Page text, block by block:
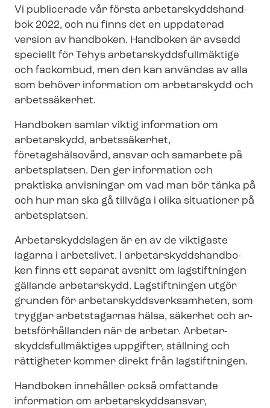
Vi publicerade vår första ar­be­tar­skydds­hand­
bok 2022, och nu finns det en uppdaterad
version av handboken. Handboken är avsedd
speciellt för Tehys ar­be­tar­skydds­full­mäk­ti­ge
och fackombud, men den kan användas av alla
som behöver information om arbetarskydd och
arbetssäkerhet.
Handboken samlar viktig information om
arbetarskydd, arbetssäkerhet,
företagshälsovård, ansvar och samarbete på
arbetsplatsen. Den ger information och
praktiska anvisningar om vad man bör tänka på
och hur man ska gå tillväga i olika situationer på
arbetsplatsen.
Ar­be­tar­skydds­la­gen är en av de viktigaste
lagarna i arbetslivet. I ar­be­tar­skydds­hand­bo­
ken finns ett separat avsnitt om lagstiftningen
gällande arbetarskydd. Lagstiftningen utgör
grunden för ar­be­tar­skydds­verk­sam­he­ten, som
tryggar arbetstagarnas hälsa, säkerhet och ar­
bets­för­hål­lan­den när de arbetar. Ar­be­tar­
skydds­full­mäk­ti­ges uppgifter, ställning och
rättigheter kommer direkt från lagstiftningen.
Handboken innehåller också omfattande
information om ar­be­tar­skydds­an­svar,